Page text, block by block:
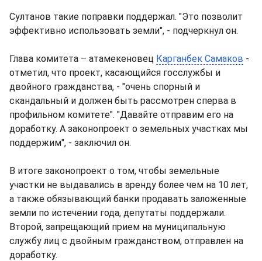
Султанов такие поправки поддержал. "Это позволит
эффективно использовать земли", - подчеркнул он.
Глава комитета – атамекеновец Карганбек Самаков -
отметил, что проект, касающийся госслужбы и
двойного гражданства, - "очень спорный и
скандальный и должен быть рассмотрен сперва в
профильном комитете". "Давайте отправим его на
доработку. А законопроект о земельных участках мы
поддержим", - заключил он.
В итоге законопроект о том, чтобы земельные
участки не выдавались в аренду более чем на 10 лет,
а также обязывающий банки продавать заложенные
земли по истечении года, депутаты поддержали.
Второй, запрещающий прием на муниципальную
службу лиц с двойным гражданством, отправлен на
доработку.